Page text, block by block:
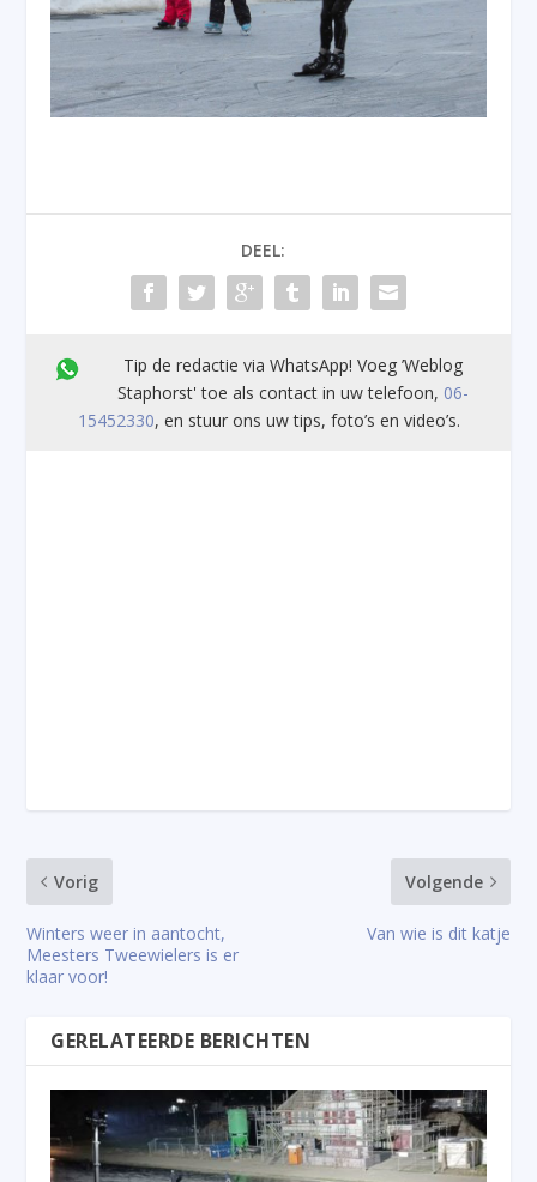
DEEL:
Tip de redactie via WhatsApp! Voeg ’Weblog
Staphorst' toe als contact in uw telefoon, 06-
15452330, en stuur ons uw tips, foto’s en video’s.
Vorig
Winters weer in aantocht,
Meesters Tweewielers is er
klaar voor!
Volgende
Van wie is dit katje
GERELATEERDE BERICHTEN